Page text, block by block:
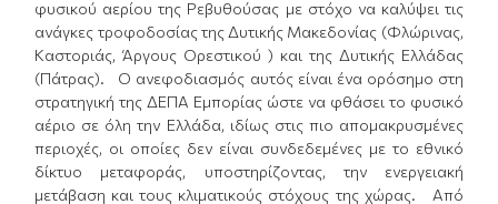
φυσικού αερίου της Ρεβυθούσας με στόχο να καλύψει τις
ανάγκες τροφοδοσίας της Δυτικής Μακεδονίας (Φλώρινας,
Καστοριάς, Άργους Ορεστικού ) και της Δυτικής Ελλάδας
(Πάτρας). Ο ανεφοδιασμός αυτός είναι ένα ορόσημο στη
στρατηγική της ΔΕΠΑ Εμπορίας ώστε να φθάσει το φυσικό
αέριο σε όλη την Ελλάδα, ιδίως στις πιο απομακρυσμένες
περιοχές, οι οποίες δεν είναι συνδεδεμένες με το εθνικό
δίκτυο μεταφοράς, υποστηρίζοντας, την ενεργειακή
μετάβαση και τους κλιματικούς στόχους της χώρας. Από